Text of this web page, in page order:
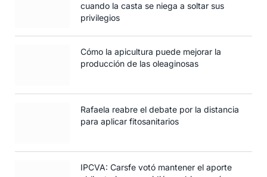
cuando la casta se niega a soltar sus
privilegios
Cómo la apicultura puede mejorar la
producción de las oleaginosas
Rafaela reabre el debate por la distancia
para aplicar fitosanitarios
IPCVA: Carsfe votó mantener el aporte